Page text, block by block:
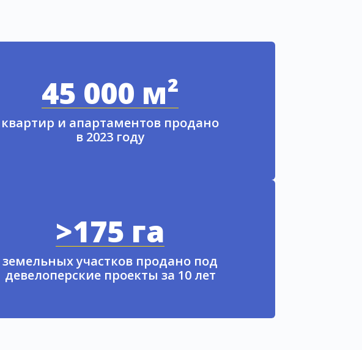
45 000 м²
квартир и апартаментов продано
в 2023 году
>175 га
земельных участков продано под
девелоперские проекты за 10 лет